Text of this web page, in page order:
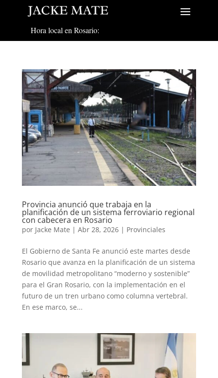
Hora local en Rosario:
Provincia anunció que trabaja en la
planificación de un sistema ferroviario regional
con cabecera en Rosario
por Jacke Mate | Abr 28, 2026| Provinciales
El Gobierno de Santa Fe anunció este martes desde
Rosario que avanza en la planificación de un sistema
de movilidad metropolitano “moderno y sostenible”
para el Gran Rosario, con la implementación en el
futuro de un tren urbano como columna vertebral.
En ese marco, se...